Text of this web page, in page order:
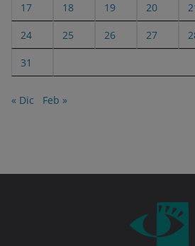
17 18 19 20
24 25 26 27
31
« Dic Feb »